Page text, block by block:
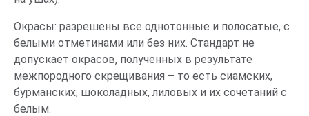
Окрасы: разрешены все однотонные и полосатые, с
белыми отметинами или без них. Стандарт не
допускает окрасов, полученных в результате
межпородного скрещивания – то есть сиамских,
бурманских, шоколадных, лиловых и их сочетаний с
белым.